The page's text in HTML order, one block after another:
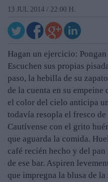
13 JUL 2014 / 22:00 H.
Hagan un ejercicio:
Escuchen sus propias
paso, la hebilla de su
de la cuenta en su
el color del cielo anticipa
todavía resopla el fresco de
Cautívense con el grito
que aguarda la comida.
café recién hecho y del
de ese bar. Aspiren
que impregna la blusa de la